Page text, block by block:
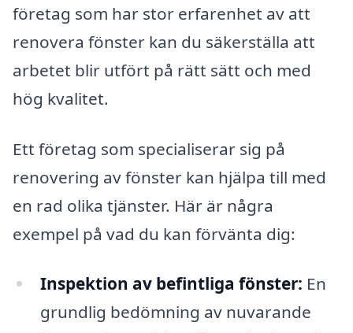
företag som har stor erfarenhet av att
renovera fönster kan du säkerställa att
arbetet blir utfört på rätt sätt och med
hög kvalitet.
Ett företag som specialiserar sig på
renovering av fönster kan hjälpa till med
en rad olika tjänster. Här är några
exempel på vad du kan förvänta dig:
Inspektion av befintliga fönster: En
grundlig bedömning av nuvarande